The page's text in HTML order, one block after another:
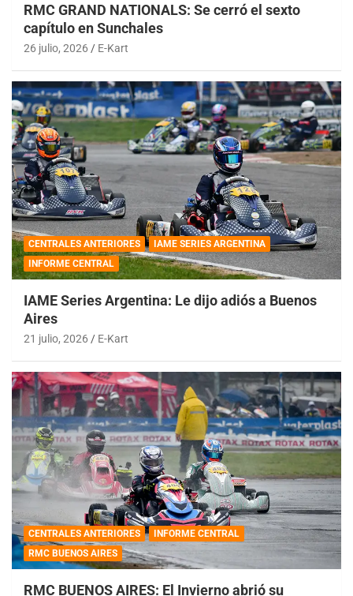
RMC GRAND NATIONALS: Se cerró el sexto
capítulo en Sunchales
26 julio, 2026 E-Kart
CENTRALES ANTERIORES
IAME SERIES ARGENTINA
INFORME CENTRAL
IAME Series Argentina: Le dijo adiós a Buenos
Aires
21 julio, 2026 E-Kart
CENTRALES ANTERIORES
INFORME CENTRAL
RMC BUENOS AIRES
RMC BUENOS AIRES: El Invierno abrió su